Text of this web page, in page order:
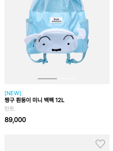
[NEW]
짱구 흰둥이 미니 백팩 12L
민트
89,000